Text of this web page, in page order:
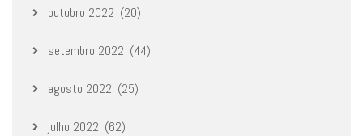
outubro 2022 (20)
setembro 2022 (44)
agosto 2022 (25)
julho 2022 (62)